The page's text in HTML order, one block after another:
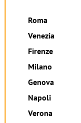
Roma
Venezia
Firenze
Milano
Genova
Napoli
Verona